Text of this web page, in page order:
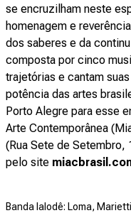
se encruzilham neste
homenagem e
dos saberes e da
composta por cinco
trajetórias e cantam
potência das artes
Porto Alegre para esse
Arte Contemporânea
(Rua Sete de Setembro,
pelo site
Banda Ialodê: Loma,